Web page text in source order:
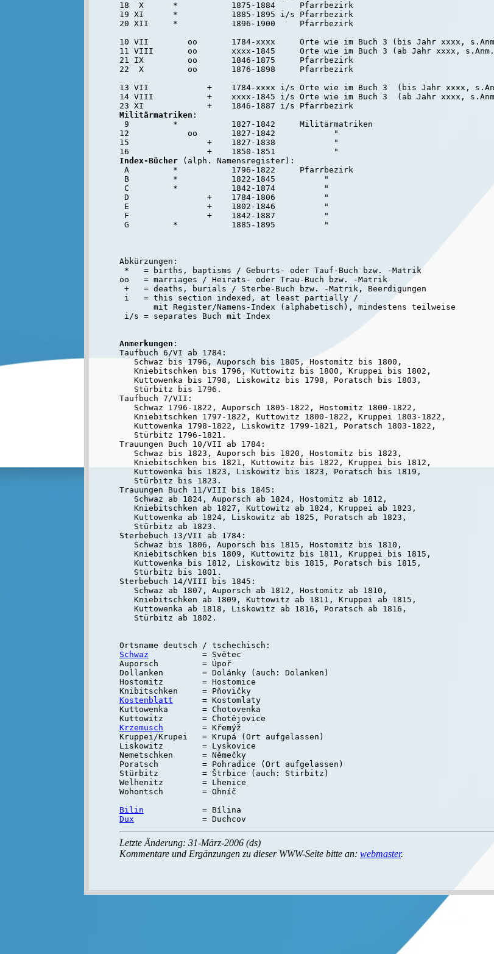
18  X      *           1875-1884     Pfarrbezirk
19 XI      *           1885-1895 i/s Pfarrbezirk
20 XII     *           1896-1900     Pfarrbezirk
10 VII        oo       1784-xxxx     Orte wie im Buch 3 (bis Jahr xxxx,
11 VIII       oo       xxxx-1845     Orte wie im Buch 3 (ab Jahr xxxx, s.Anm.
21 IX         oo       1846-1875     Pfarrbezirk
22  X         oo       1876-1898     Pfarrbezirk
13 VII            +    1784-xxxx i/s Orte wie im Buch 3  (bis Jahr xxxx,
14 VIII           +    xxxx-1845 i/s Orte wie im Buch 3  (ab Jahr xxxx,
Militärmatriken :
9         *           1827-1842     Militärmatriken
12            oo       1827-1842            "
15                +    1827-1838            "
Index-Bücher (alph. Namensregister):
A         *           1796-1822     Pfarrbezirk
B         *           1822-1845          "
C         *           1842-1874          "
D                +    1784-1806          "
E                +    1802-1846          "
F                +    1842-1887          "
Abkürzungen:
*   = births, baptisms / Geburts- oder Tauf-Buch bzw. -Matrik
oo   = marriages / Heirats- oder Trau-Buch bzw. -Matrik
+   = deaths, burials / Sterbe-Buch bzw. -Matrik, Beerdigungen
i   = this section indexed, at least partially /
       mit Register/Namens-Index (alphabetisch), mindestens teilweise
Anmerkungen :
Taufbuch 6/VI ab 1784:
   Schwaz bis 1796, Auporsch bis 1805, Hostomitz bis 1800,
   Kniebitschken bis 1796, Kuttowitz bis 1800, Kruppei bis 1802,
   Kuttowenka bis 1798, Liskowitz bis 1798, Poratsch bis 1803,
   Stürbitz bis 1796.
Taufbuch 7/VII:
   Schwaz 1796-1822, Auporsch 1805-1822, Hostomitz 1800-1822,
   Kniebitschken 1797-1822, Kuttowitz 1800-1822, Kruppei 1803-1822,
   Kuttowenka 1798-1822, Liskowitz 1799-1821, Poratsch 1803-1822,
   Stürbitz 1796-1821.
Trauungen Buch 10/VII ab 1784:
   Schwaz bis 1823, Auporsch bis 1820, Hostomitz bis 1823,
   Kniebitschken bis 1821, Kuttowitz bis 1822, Kruppei bis 1812,
   Kuttowenka bis 1823, Liskowitz bis 1823, Poratsch bis 1819,
   Stürbitz bis 1823.
Trauungen Buch 11/VIII bis 1845:
   Schwaz ab 1824, Auporsch ab 1824, Hostomitz ab 1812,
   Kniebitschken ab 1827, Kuttowitz ab 1824, Kruppei ab 1823,
   Kuttowenka ab 1824, Liskowitz ab 1825, Poratsch ab 1823,
   Stürbitz ab 1823.
Sterbebuch 13/VII ab 1784:
   Schwaz bis 1806, Auporsch bis 1815, Hostomitz bis 1810,
   Kniebitschken bis 1809, Kuttowitz bis 1811, Kruppei bis 1815,
   Kuttowenka bis 1812, Liskowitz bis 1815, Poratsch bis 1815,
   Stürbitz bis 1801.
Sterbebuch 14/VIII bis 1845:
   Schwaz ab 1807, Auporsch ab 1812, Hostomitz ab 1810,
   Kniebitschken ab 1809, Kuttowitz ab 1811, Kruppei ab 1815,
   Kuttowenka ab 1818, Liskowitz ab 1816, Poratsch ab 1816,
Schwaz
           = Světec
Auporsch         = Úpoř
Dollanken        = Dolánky (auch: Dolanken)
Hostomitz        = Hostomice
Kostenblatt
      = Kostomlaty
Kuttowenka       = Chotovenka
Krzemusch
        = Křemýž
Kruppei/Krupei   = Krupá (Ort aufgelassen)
Liskowitz        = Lyskovice
Nemetschken      = Němečky
Poratsch         = Pohradice (Ort aufgelassen)
Stürbitz         = Štrbice (auch: Stirbitz)
Welhenitz        = Lhenice
Wohontsch        = Ohníč
Bilin
Dux
Letzte Änderung: 31-März-2006 (ds)
Kommentare und Ergänzungen zu dieser WWW-Seite bitte an: webmaster.